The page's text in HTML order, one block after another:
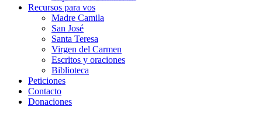
Recursos para vos
Madre Camila
San José
Santa Teresa
Virgen del Carmen
Escritos y oraciones
Biblioteca
Peticiones
Contacto
Donaciones